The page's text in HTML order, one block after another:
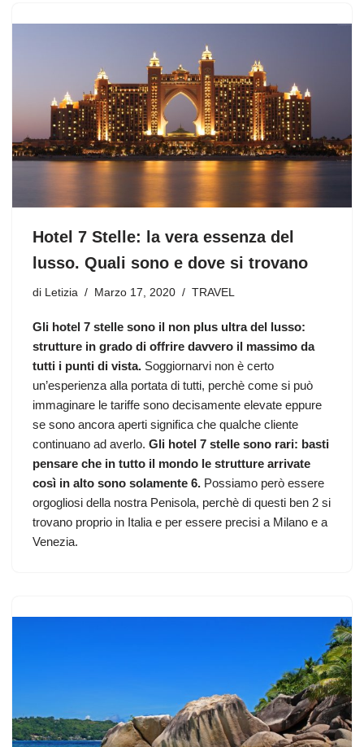
Hotel 7 Stelle: la vera essenza del
lusso. Quali sono e dove si trovano
di Letizia Marzo 17, 2020 TRAVEL
Gli hotel 7 stelle sono il non plus ultra del lusso:
strutture in grado di offrire davvero il massimo da
tutti i punti di vista. Soggiornarvi non è certo
un’esperienza alla portata di tutti, perchè come si può
immaginare le tariffe sono decisamente elevate eppure
se sono ancora aperti significa che qualche cliente
continuano ad averlo. Gli hotel 7 stelle sono rari: basti
pensare che in tutto il mondo le strutture arrivate
così in alto sono solamente 6. Possiamo però essere
orgogliosi della nostra Penisola, perchè di questi ben 2 si
trovano proprio in Italia e per essere precisi a Milano e a
Venezia.